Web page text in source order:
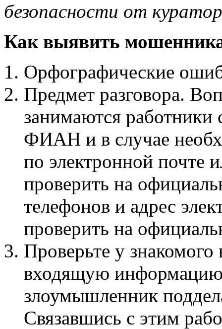
безопасности от
Как выявить
Орфографические
Предмет разговора.
занимаются работники
ФИАН и в случае
по электронной почте
проверить на
телефонов и адрес
проверить на
Проверьте у
входящую
злоумышленник
Связавшись с этим